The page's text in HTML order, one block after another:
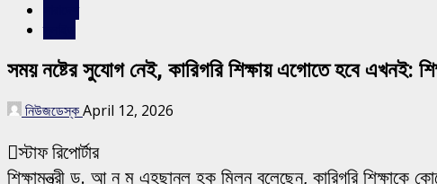
সময় নষ্টের সুযোগ নেই, কারিগরি শিক্ষায় এগোতে হবে এখনই:
নিউজডেস্কApril 12, 2026
স্টাফ রিপোর্টার
শিক্ষামন্ত্রী ড. আ ন ম এহছানুল হক মিলন বলেছেন, কারিগরি শিক্ষাকে